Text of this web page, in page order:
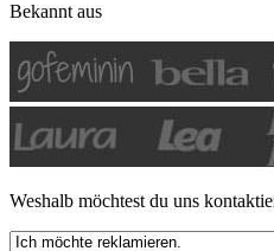
Bekannt aus
Weshalb möchtest du uns